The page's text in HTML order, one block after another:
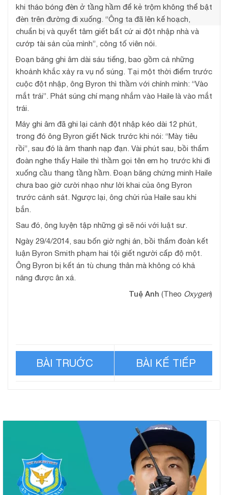
khi tháo bóng đèn ở tầng hầm để kẻ trộm không thể bật
đèn trên đường đi xuống. “Ông ta đã lên kế hoạch,
chuẩn bị và quyết tâm giết bất cứ ai đột nhập nhà và
cướp tài sản của mình”, công tố viên nói.
Đoạn băng ghi âm dài sáu tiếng, bao gồm cả những
khoảnh khắc xảy ra vụ nổ súng. Tại một thời điểm trước
cuộc đột nhập, ông Byron thì thầm với chính mình: “Vào
mắt trái”. Phát súng chí mạng nhắm vào Haile là vào mắt
trái.
Máy ghi âm đã ghi lại cảnh đột nhập kéo dài 12 phút,
trong đó ông Byron giết Nick trước khi nói: “Mày tiêu
rồi”, sau đó là âm thanh nạp đạn. Vài phút sau, bồi thẩm
đoàn nghe thấy Haile thì thầm gọi tên em họ trước khi đi
xuống cầu thang tầng hầm. Đoạn băng chứng minh Haile
chưa bao giờ cười nhạo như lời khai của ông Byron
trước cảnh sát. Ngược lại, ông chửi rủa Haile sau khi
bắn.
Sau đó, ông luyện tập những gì sẽ nói với luật sư.
Ngày 29/4/2014, sau bốn giờ nghị án, bồi thẩm đoàn kết
luận Byron Smith phạm hai tội giết người cấp độ một.
Ông Byron bị kết án tù chung thân mà không có khả
năng được ân xá.
Tuệ Anh (Theo Oxygen)